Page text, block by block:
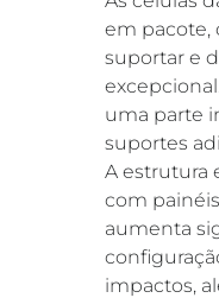
em pacote,
suportar e
uma parte
suportes
A estrutura
com
aumenta
impactos,